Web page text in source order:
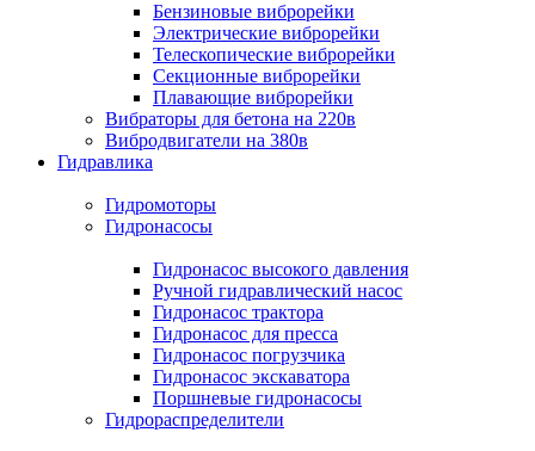
Бензиновые виброрейки
Электрические виброрейки
Телескопические виброрейки
Секционные виброрейки
Плавающие виброрейки
Вибраторы для бетона на 220в
Вибродвигатели на 380в
Гидравлика
Гидромоторы
Гидронасосы
Гидронасос высокого давления
Ручной гидравлический насос
Гидронасос трактора
Гидронасос для пресса
Гидронасос погрузчика
Гидронасос экскаватора
Поршневые гидронасосы
Гидрораспределители